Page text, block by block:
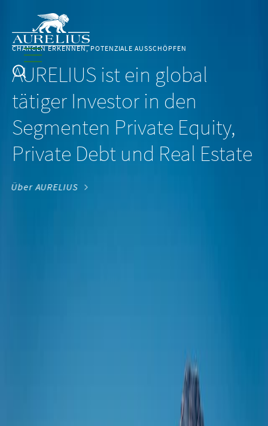
CHANCEN ERKENNEN, POTENZIALE AUSSCHÖPFEN
AURELIUS ist ein global
tätiger Investor in den
Segmenten Private Equity,
Private Debt und Real Estate
Über AURELIUS